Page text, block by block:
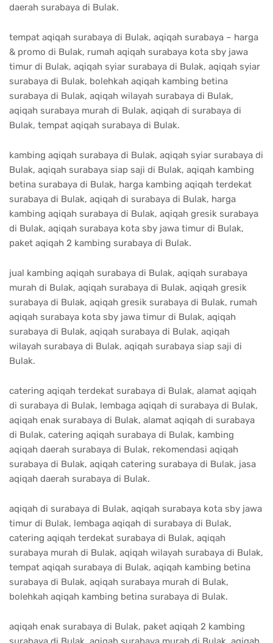
daerah surabaya di Bulak.
tempat aqiqah surabaya di Bulak, aqiqah surabaya – harga
& promo di Bulak, rumah aqiqah surabaya kota sby jawa
timur di Bulak, aqiqah syiar surabaya di Bulak, aqiqah syiar
surabaya di Bulak, bolehkah aqiqah kambing betina
surabaya di Bulak, aqiqah wilayah surabaya di Bulak,
aqiqah surabaya murah di Bulak, aqiqah di surabaya di
Bulak, tempat aqiqah surabaya di Bulak.
kambing aqiqah surabaya di Bulak, aqiqah syiar surabaya di
Bulak, aqiqah surabaya siap saji di Bulak, aqiqah kambing
betina surabaya di Bulak, harga kambing aqiqah terdekat
surabaya di Bulak, aqiqah di surabaya di Bulak, harga
kambing aqiqah surabaya di Bulak, aqiqah gresik surabaya
di Bulak, aqiqah surabaya kota sby jawa timur di Bulak,
paket aqiqah 2 kambing surabaya di Bulak.
jual kambing aqiqah surabaya di Bulak, aqiqah surabaya
murah di Bulak, aqiqah surabaya di Bulak, aqiqah gresik
surabaya di Bulak, aqiqah gresik surabaya di Bulak, rumah
aqiqah surabaya kota sby jawa timur di Bulak, aqiqah
surabaya di Bulak, aqiqah surabaya di Bulak, aqiqah
wilayah surabaya di Bulak, aqiqah surabaya siap saji di
Bulak.
catering aqiqah terdekat surabaya di Bulak, alamat aqiqah
di surabaya di Bulak, lembaga aqiqah di surabaya di Bulak,
aqiqah enak surabaya di Bulak, alamat aqiqah di surabaya
di Bulak, catering aqiqah surabaya di Bulak, kambing
aqiqah daerah surabaya di Bulak, rekomendasi aqiqah
surabaya di Bulak, aqiqah catering surabaya di Bulak, jasa
aqiqah daerah surabaya di Bulak.
aqiqah di surabaya di Bulak, aqiqah surabaya kota sby jawa
timur di Bulak, lembaga aqiqah di surabaya di Bulak,
catering aqiqah terdekat surabaya di Bulak, aqiqah
surabaya murah di Bulak, aqiqah wilayah surabaya di Bulak,
tempat aqiqah surabaya di Bulak, aqiqah kambing betina
surabaya di Bulak, aqiqah surabaya murah di Bulak,
bolehkah aqiqah kambing betina surabaya di Bulak.
aqiqah enak surabaya di Bulak, paket aqiqah 2 kambing